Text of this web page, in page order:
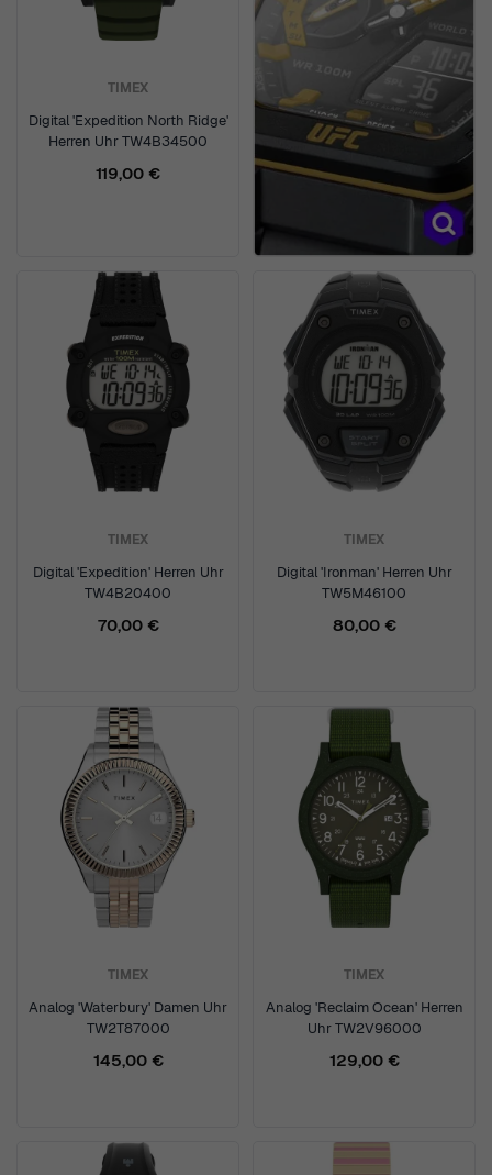
TIMEX
Digital 'Expedition North Ridge'
Herren Uhr TW4B34500
119,00 €
TIMEX
Digital 'Expedition' Herren Uhr
TW4B20400
70,00 €
TIMEX
Digital 'Ironman' Herren Uhr
TW5M46100
80,00 €
TIMEX
Analog 'Waterbury' Damen Uhr
TW2T87000
145,00 €
TIMEX
Analog 'Reclaim Ocean' Herren
Uhr TW2V96000
129,00 €